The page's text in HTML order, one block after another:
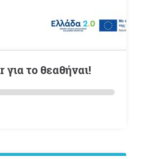
για το θεαθήναι!